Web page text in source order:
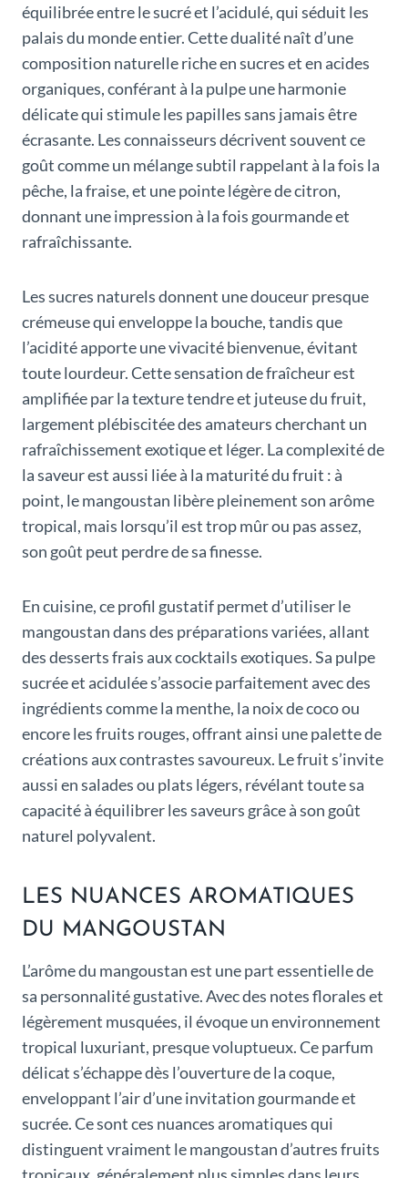
équilibrée entre le sucré et l’acidulé, qui séduit les
palais du monde entier. Cette dualité naît d’une
composition naturelle riche en sucres et en acides
organiques, conférant à la pulpe une harmonie
délicate qui stimule les papilles sans jamais être
écrasante. Les connaisseurs décrivent souvent ce
goût comme un mélange subtil rappelant à la fois la
pêche, la fraise, et une pointe légère de citron,
donnant une impression à la fois gourmande et
rafraîchissante.
Les sucres naturels donnent une douceur presque
crémeuse qui enveloppe la bouche, tandis que
l’acidité apporte une vivacité bienvenue, évitant
toute lourdeur. Cette sensation de fraîcheur est
amplifiée par la texture tendre et juteuse du fruit,
largement plébiscitée des amateurs cherchant un
rafraîchissement exotique et léger. La complexité de
la saveur est aussi liée à la maturité du fruit : à
point, le mangoustan libère pleinement son arôme
tropical, mais lorsqu’il est trop mûr ou pas assez,
son goût peut perdre de sa finesse.
En cuisine, ce profil gustatif permet d’utiliser le
mangoustan dans des préparations variées, allant
des desserts frais aux cocktails exotiques. Sa pulpe
sucrée et acidulée s’associe parfaitement avec des
ingrédients comme la menthe, la noix de coco ou
encore les fruits rouges, offrant ainsi une palette de
créations aux contrastes savoureux. Le fruit s’invite
aussi en salades ou plats légers, révélant toute sa
capacité à équilibrer les saveurs grâce à son goût
naturel polyvalent.
LES NUANCES AROMATIQUES
DU MANGOUSTAN
L’arôme du mangoustan est une part essentielle de
sa personnalité gustative. Avec des notes florales et
légèrement musquées, il évoque un environnement
tropical luxuriant, presque voluptueux. Ce parfum
délicat s’échappe dès l’ouverture de la coque,
enveloppant l’air d’une invitation gourmande et
sucrée. Ce sont ces nuances aromatiques qui
distinguent vraiment le mangoustan d’autres fruits
tropicaux, généralement plus simples dans leurs